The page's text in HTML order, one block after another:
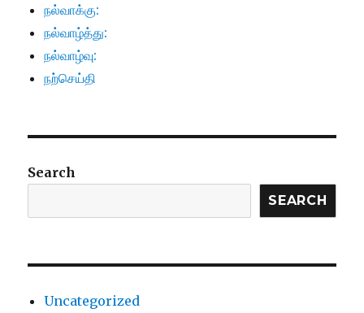
நல்வாக்கு:
நல்வாழ்த்து:
நல்வாழ்வு:
நற்செய்தி
Search
SEARCH
Uncategorized